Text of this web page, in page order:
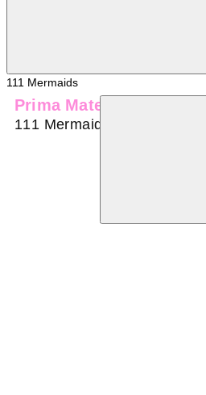
111 Mermaids
Prima Materia
111 Mermaids